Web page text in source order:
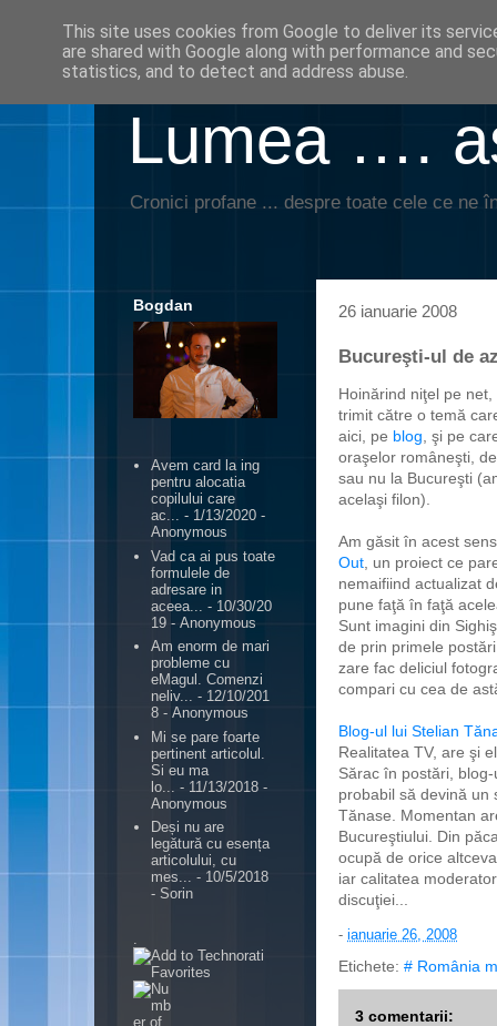
Lumea ….
Cronici profane ... despre toate cele ce ne
26 ianuarie 2008
Bucureşti-ul de
Hoinărind niţel pe
trimit către o temă
aici, pe blog , şi pe
oraşelor româneşti,
sau nu la Bucureşti
acelaşi filon).
Am găsit în acest
Out , un proiect ce
nemaifiind actualizat
pune faţă în faţă
Sunt imagini din
de prin primele
zare fac deliciul
compari cu cea de
Blog-ul lui Stelian
Realitatea TV, are şi
Sărac în postări,
probabil să devină un
Tănase. Momentan
Bucureştiului. Din
ocupă de orice
iar calitatea
discuţiei...
- ianuarie 26, 2008
Etichete: # România
3 comentarii:
Bogdan
Avem card la ing
pentru alocatia
copilului care
ac... - 1/13/2020 -
Anonymous
Vad ca ai pus toate
formulele de
adresare in
aceea...
- 10/30/20
19 - Anonymous
Am enorm de mari
probleme cu
eMagul. Comenzi
neliv... - 12/10/201
8 - Anonymous
Mi se pare foarte
pertinent articolul.
Si eu ma
lo...
- 11/13/2018 -
Anonymous
Deși nu are
legătură cu esența
articolului, cu
mes... - 10/5/2018
- Sorin
This site uses cookies from Google to deliver its
are shared with Google along with performance and
statistics, and to detect and address abuse.